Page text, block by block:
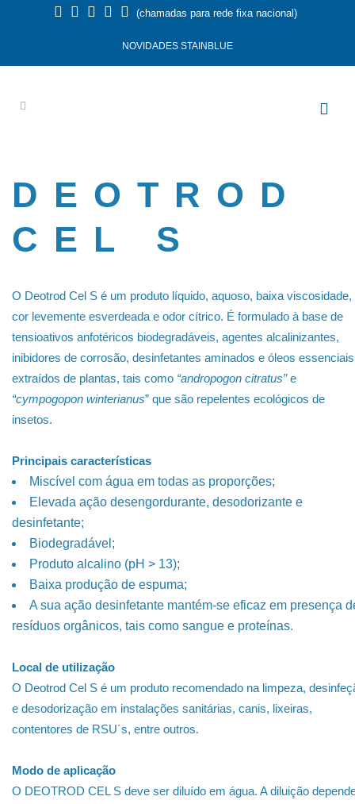
(chamadas para rede fixa nacional)
NOVIDADES STAINBLUE
DEOTROD
CEL S
O Deotrod Cel S é um produto líquido, aquoso, baixa viscosidade,
cor levemente esverdeada e odor cítrico. É formulado à base de
tensioativos anfotéricos biodegradáveis, agentes alcalinizantes,
inibidores de corrosão, desinfetantes aminados e óleos essenciais
extraídos de plantas, tais como “andropogon citratus”e
“cympogopon winterianus” que são repelentes ecológicos de
insetos.
Principais características
Miscível com água em todas as proporções;
Elevada ação desengordurante, desodorizante e
desinfetante;
Biodegradável;
Produto alcalino (pH > 13);
Baixa produção de espuma;
A sua ação desinfetante mantém-se eficaz em presença
resíduos orgânicos, tais como sangue e proteínas.
Local de utilização
O Deotrod Cel S é um produto recomendado na limpeza,
e desodorização em instalações sanitárias, canis, lixeiras,
contentores de RSU´s, entre outros.
Modo de aplicação
O DEOTROD CEL S deve ser diluído em água. A diluição